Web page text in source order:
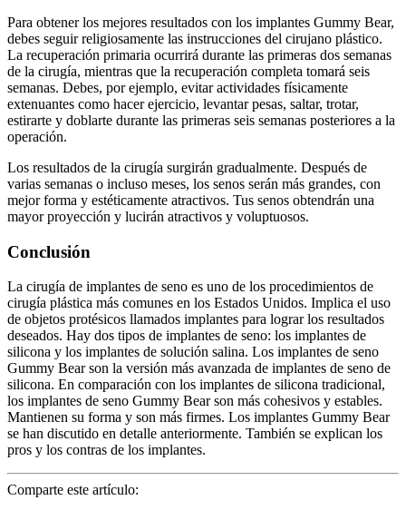
Para obtener los mejores resultados con los implantes Gummy Bear,
debes seguir religiosamente las instrucciones del cirujano plástico.
La recuperación primaria ocurrirá durante las primeras dos semanas
de la cirugía, mientras que la recuperación completa tomará seis
semanas. Debes, por ejemplo, evitar actividades físicamente
extenuantes como hacer ejercicio, levantar pesas, saltar, trotar,
estirarte y doblarte durante las primeras seis semanas posteriores a la
operación.
Los resultados de la cirugía surgirán gradualmente. Después de
varias semanas o incluso meses, los senos serán más grandes, con
mejor forma y estéticamente atractivos. Tus senos obtendrán una
mayor proyección y lucirán atractivos y voluptuosos.
Conclusión
La cirugía de implantes de seno es uno de los procedimientos de
cirugía plástica más comunes en los Estados Unidos. Implica el uso
de objetos protésicos llamados implantes para lograr los resultados
deseados. Hay dos tipos de implantes de seno: los implantes de
silicona y los implantes de solución salina. Los implantes de seno
Gummy Bear son la versión más avanzada de implantes de seno de
silicona. En comparación con los implantes de silicona tradicional,
los implantes de seno Gummy Bear son más cohesivos y estables.
Mantienen su forma y son más firmes. Los implantes Gummy Bear
se han discutido en detalle anteriormente. También se explican los
pros y los contras de los implantes.
Comparte este artículo: